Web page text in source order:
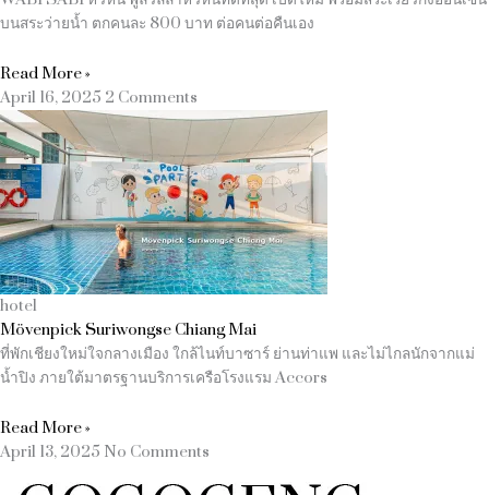
บนสระว่ายน้ำ ตกคนละ 800 บาท ต่อคนต่อคืนเอง
Read More »
April 16, 2025 2 Comments
hotel
Mövenpick Suriwongse Chiang Mai
ที่พักเชียงใหม่ใจกลางเมือง ใกล้ไนท์บาซาร์ ย่านท่าแพ และไม่ไกลนักจากแม่
น้ำปิง ภายใต้มาตรฐานบริการเครือโรงแรม Accors
Read More »
April 13, 2025 No Comments